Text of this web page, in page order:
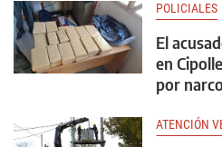
POLICIALES
El
en
por
ATENCIÓN